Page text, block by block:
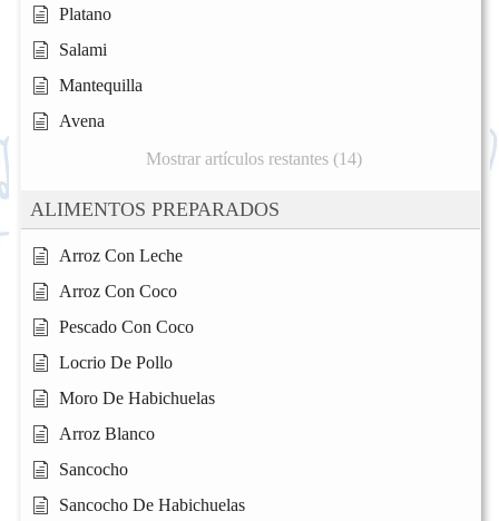
Platano
Salami
Mantequilla
Avena
Mostrar artículos restantes (14)
ALIMENTOS PREPARADOS
Arroz Con Leche
Arroz Con Coco
Pescado Con Coco
Locrio De Pollo
Moro De Habichuelas
Arroz Blanco
Sancocho
Sancocho De Habichuelas